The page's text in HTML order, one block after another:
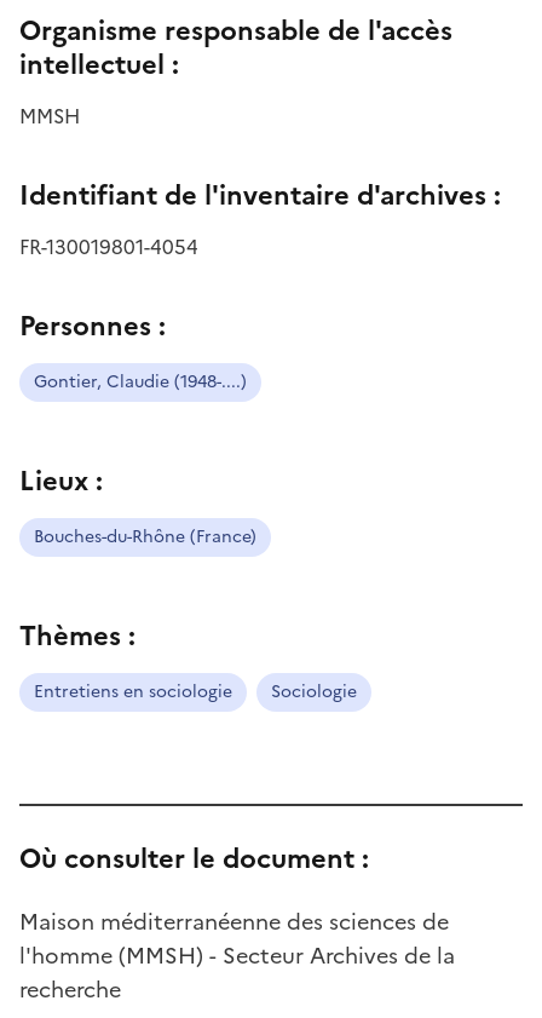
Organisme responsable de l'accès
intellectuel :
MMSH
Identifiant de l'inventaire d'archives :
FR-130019801-4054
Personnes :
Gontier, Claudie (1948-....)
Lieux :
Bouches-du-Rhône (France)
Thèmes :
Entretiens en sociologie Sociologie
Où consulter le document :
Maison méditerranéenne des sciences de
l'homme (MMSH) - Secteur Archives de la
recherche